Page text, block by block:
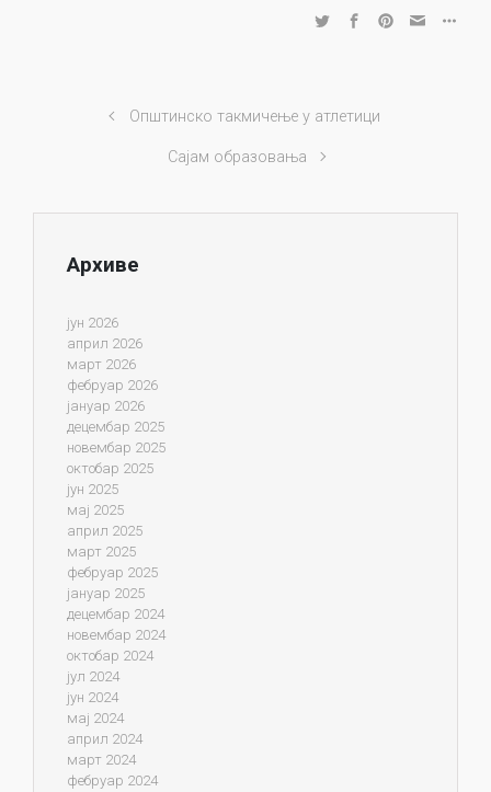
Општинско такмичење у атлетици
Сајам образовања
Архиве
јун 2026
април 2026
март 2026
фебруар 2026
јануар 2026
децембар 2025
новембар 2025
октобар 2025
јун 2025
мај 2025
април 2025
март 2025
фебруар 2025
јануар 2025
децембар 2024
новембар 2024
октобар 2024
јул 2024
јун 2024
мај 2024
април 2024
март 2024
фебруар 2024